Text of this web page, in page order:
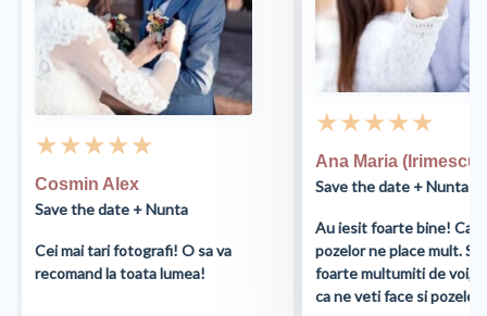
★ ★ ★ ★ ★
Cosmin Alex
Save the date + Nunta
Cei mai tari fotografi! O sa va
recomand la toata lumea!
★ ★ ★ ★ ★
Ana Maria (Irimescu)
Save the date + Nunta
Au iesit foarte bine!
pozelor ne place mult.
foarte multumiti de voi,
ca ne veti face si pozele